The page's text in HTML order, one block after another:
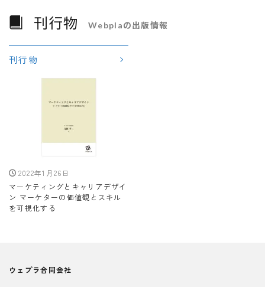
刊行物 Webplaの出版情報
刊行物
2022年1月26日
マーケティングとキャリアデザイ
ン マーケターの価値観とスキル
を可視化する
ウェプラ合同会社